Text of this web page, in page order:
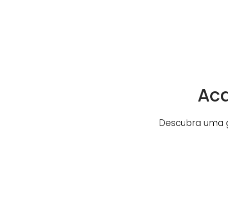
Descubra uma